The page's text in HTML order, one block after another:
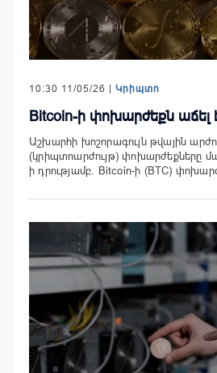
10:30 11/05/26 | Կրիպտո
Bitcoin-ի փոխարժեքն աճել
Աշխարհի խոշորագույն թվային
(կրիպտոարժույթ) փոխարժեքները
ի դրությամբ. Bitcoin-ի (BTC)